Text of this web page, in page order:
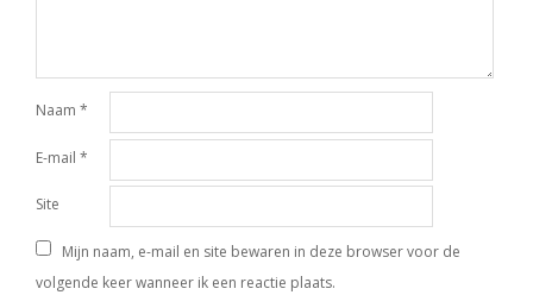
Naam *
E-mail *
Site
Mijn naam, e-mail en site bewaren in deze browser voor de
volgende keer wanneer ik een reactie plaats.